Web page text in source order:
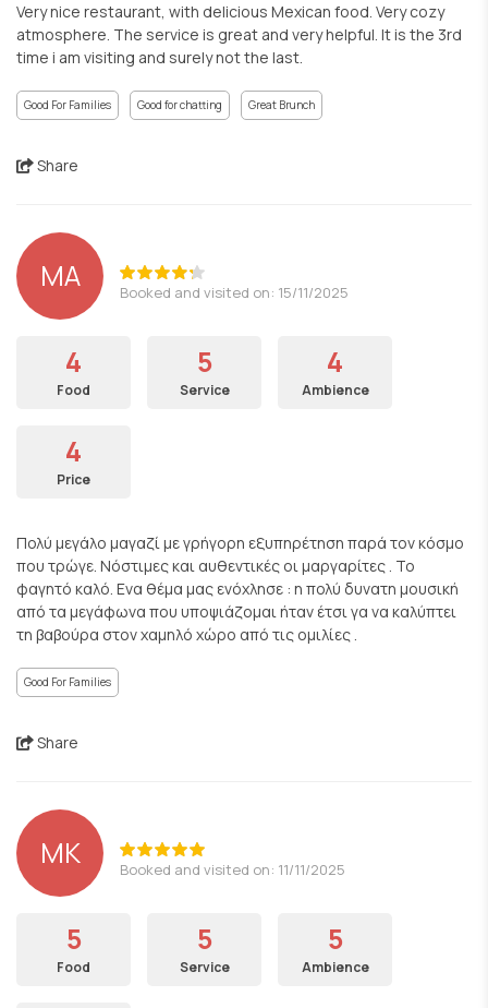
Very nice restaurant, with delicious Mexican food. Very cozy
atmosphere. The service is great and very helpful. It is the 3rd
time i am visiting and surely not the last.
Good For Families Good for chatting Great Brunch
Share
MA Booked and visited on: 15/11/2025
4
Food
5
Service
4
Ambience
4
Price
Πολύ μεγάλο μαγαζί με γρήγορη εξυπηρέτηση παρά τον κόσμο
που τρώγε. Νόστιμες και αυθεντικές οι μαργαρίτες . Το
φαγητό καλό. Ενα θέμα μας ενόχλησε : η πολύ δυνατη μουσική
από τα μεγάφωνα που υποψιάζομαι ήταν έτσι γα να καλύπτει
τη βαβούρα στον χαμηλό χώρο από τις ομιλίες .
Good For Families
Share
MK Booked and visited on: 11/11/2025
5
Food
5
Service
5
Ambience